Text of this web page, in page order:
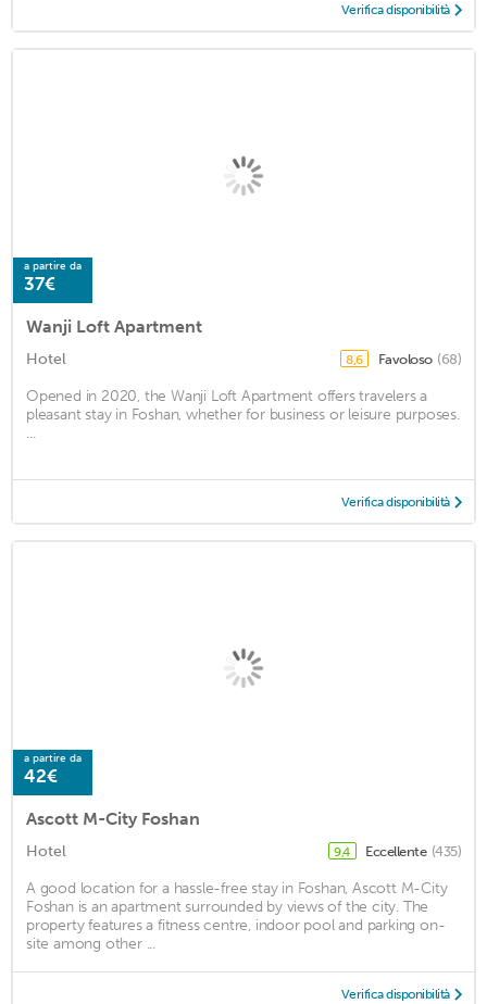
Verifica disponibilità
a partire da
37€
Wanji Loft Apartment
Hotel 8,6 Favoloso (68)
Opened in 2020, the Wanji Loft Apartment offers travelers a
pleasant stay in Foshan, whether for business or leisure purposes.
...
Verifica disponibilità
a partire da
42€
Ascott M-City Foshan
Hotel 9,4 Eccellente (435)
A good location for a hassle-free stay in Foshan, Ascott M-City
Foshan is an apartment surrounded by views of the city. The
property features a fitness centre, indoor pool and parking on-
site among other ...
Verifica disponibilità